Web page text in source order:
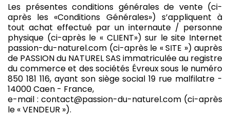
Les présentes conditions générales de vente (ci-
après les «Conditions Générales») s’appliquent à
tout achat effectué par un internaute / personne
physique (ci-après le « CLIENT») sur le site Internet
passion-du-naturel.com (ci-après le « SITE ») auprès
de PASSION du NATUREL SAS immatriculée au registre
du commerce et des sociétés Évreux sous le numéro
850 181 116, ayant son siège social 19 rue malfilatre -
14000 Caen - France,
e-mail : contact@passion-du-naturel.com (ci-après
le « VENDEUR »).